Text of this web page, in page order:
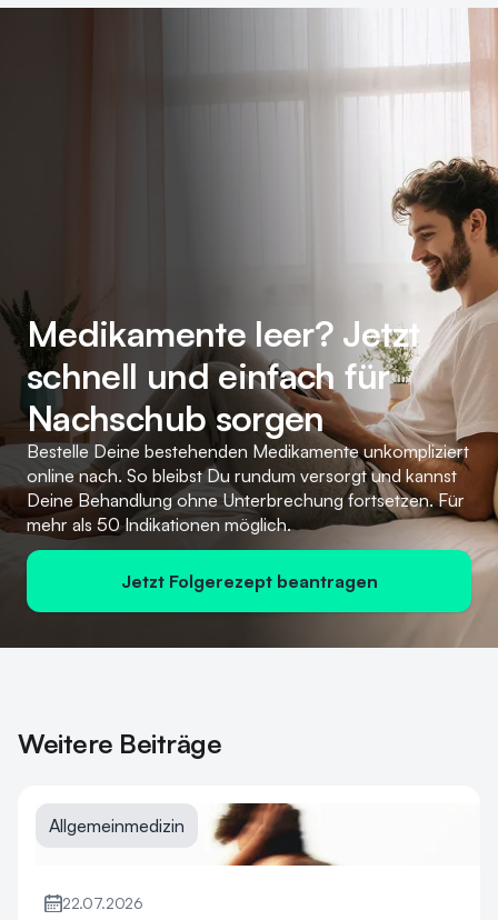
Medikamente leer? Jetzt
schnell und einfach für
Nachschub sorgen
Bestelle Deine bestehenden Medikamente unkompliziert
online nach. So bleibst Du rundum versorgt und kannst
Deine Behandlung ohne Unterbrechung fortsetzen. Für
mehr als 50 Indikationen möglich.
Jetzt Folgerezept beantragen
Weitere Beiträge
Allgemeinmedizin
22.07.2026